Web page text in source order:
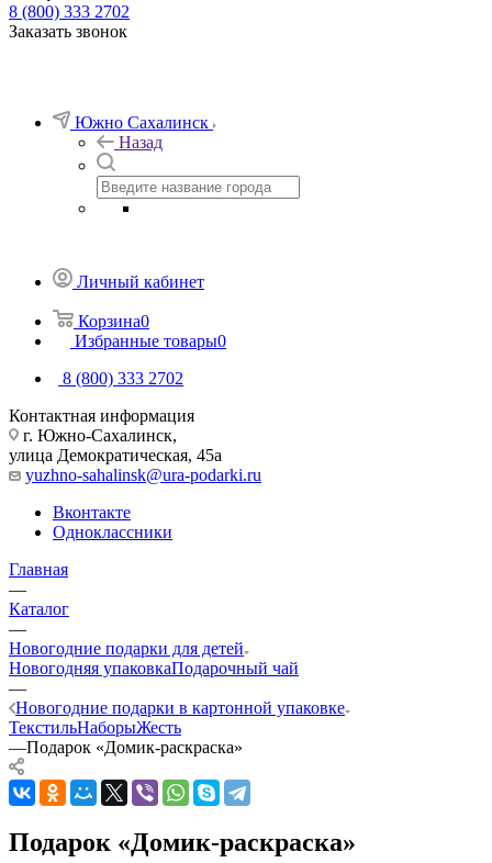
8 (800) 333 2702
Заказать звонок
Южно Сахалинск
Назад
Личный кабинет
Корзина0
Избранные товары0
8 (800) 333 2702
Контактная информация
г. Южно-Сахалинск,
улица Демократическая, 45а
yuzhno-sahalinsk@ura-podarki.ru
Вконтакте
Одноклассники
Главная
—
Каталог
—
Новогодние подарки для детей
Новогодняя упаковкаПодарочный чай
—
Новогодние подарки в картонной упаковке
ТекстильНаборыЖесть
—Подарок «Домик-раскраска»
Подарок «Домик-раскраска»